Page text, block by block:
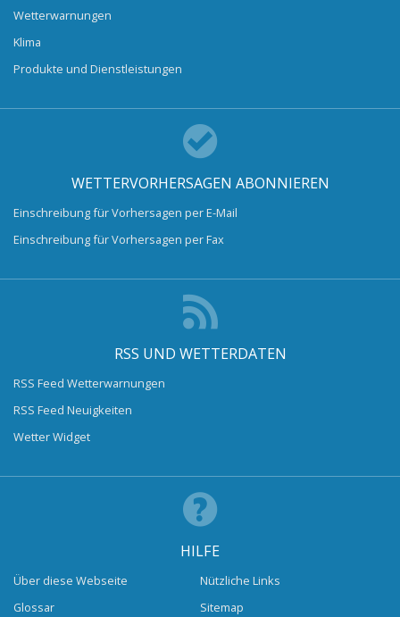
Wetterwarnungen
Klima
Produkte und Dienstleistungen
WETTERVORHERSAGEN ABONNIEREN
Einschreibung für Vorhersagen per E-Mail
Einschreibung für Vorhersagen per Fax
RSS UND WETTERDATEN
RSS Feed Wetterwarnungen
RSS Feed Neuigkeiten
Wetter Widget
HILFE
Über diese Webseite
Glossar
Nützliche Links
Sitemap